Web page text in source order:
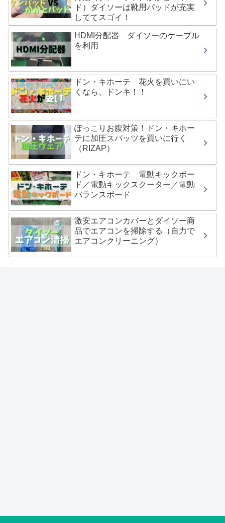
ド）ダイソーは靴用パッドが充実
しててスゴイ！
HDMI分配器 ダイソーのケーブル
を利用
ドン・キホーテ 花火を買いにい
くなら、ドンキ！！
ぽっこりお腹対策！ドン・キホー
テに加圧スパッツを買いに行く
（RIZAP）
ドン・キホーテ 電動キックボー
ド／電動キックスクーター／電動
バランスボード
激安エアコンカバーとダイソー商
品でエアコンを掃除する（自力で
エアコンクリーニング）